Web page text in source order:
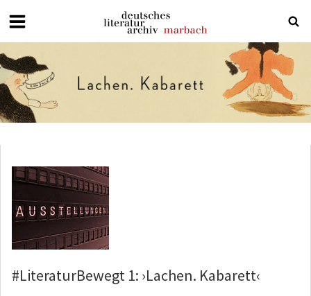
Deutsches
Marbach
#LiteraturBewegt 1: ›Lachen. Kabarett‹